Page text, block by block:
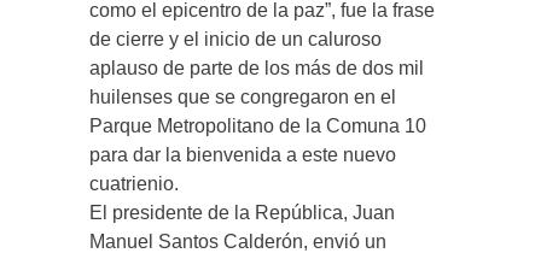
como el epicentro de la paz”, fue la frase
de cierre y el inicio de un caluroso
aplauso de parte de los más de dos mil
huilenses que se congregaron en el
Parque Metropolitano de la Comuna 10
para dar la bienvenida a este nuevo
cuatrienio.
El presidente de la República, Juan
Manuel Santos Calderón, envió un